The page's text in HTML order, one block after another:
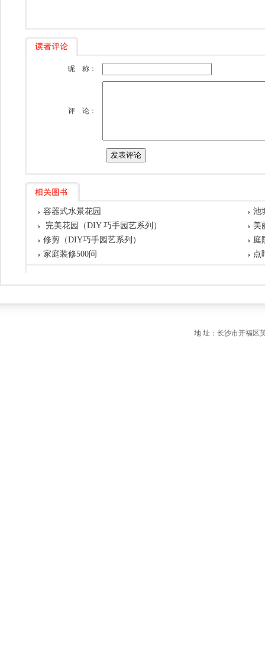
昵 称：
评 论：
容器式水景花园
池
完美花园（DIY 巧手园艺系列）
美
修剪（DIY巧手园艺系列）
庭
家庭装修500问
点
地 址：长沙市开福区